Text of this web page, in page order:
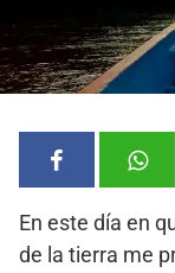
En este día en
de la tierra me